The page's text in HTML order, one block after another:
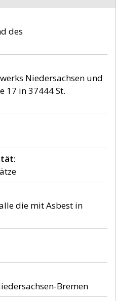
des
Niedersachsen und
17 in 37444 St.
die mit Asbest in
Bremen